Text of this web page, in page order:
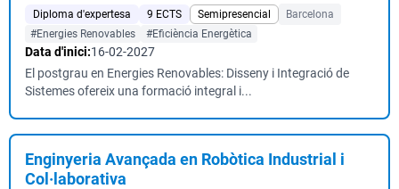
Diploma d'expertesa 9 ECTS Semipresencial
Barcelona
#Energies Renovables
#Eficiència Energètica
Data d'inici:16-02-2027
El postgrau en Energies Renovables: Disseny i Integració de
Sistemes ofereix una formació integral i...
Enginyeria Avançada en Robòtica Industrial i
Col·laborativa